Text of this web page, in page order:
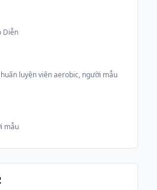
Diễn
luyện viên aerobic, người mẫu
mẫu